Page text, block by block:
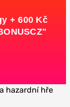
+ 600 Kč
hazardní hře